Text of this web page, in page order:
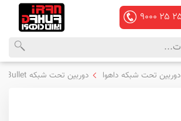
۹۰۰۰ ۲۵
دوربین تحت شبکه داهوا دوربین تحت شبکه Bullet داهوا